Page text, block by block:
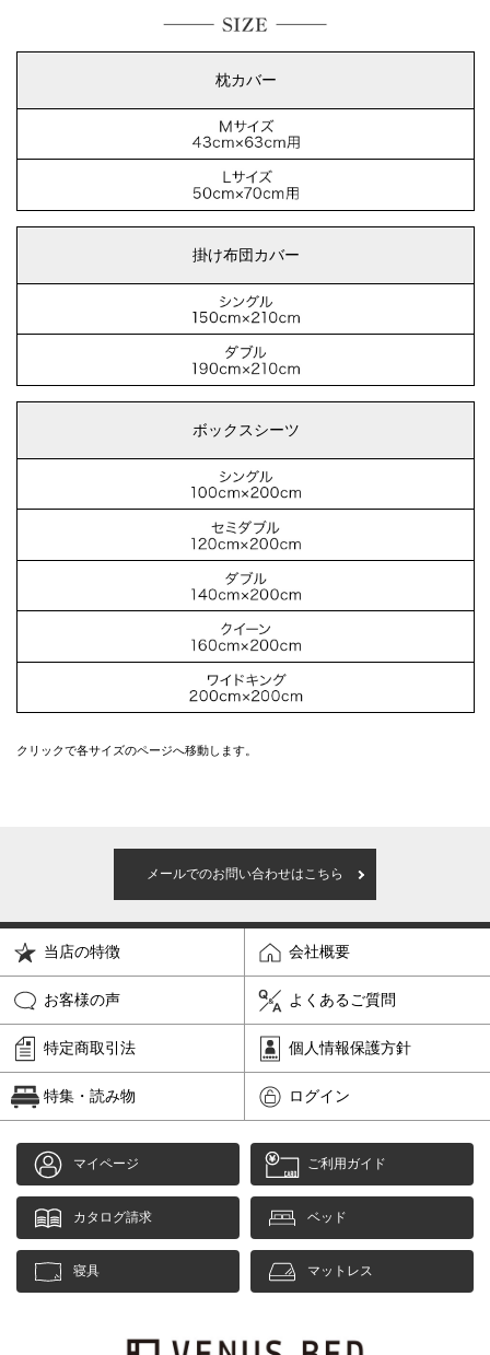
枕カバー
掛け布団カバー
ボックスシーツ
クリックで各サイズのページへ移動します。
メールでのお問い合わせはこちら
当店の特徴 会社概要
お客様の声 よくあるご質問
特定商取引法 個人情報保護方針
特集・読み物 ログイン
マイページ ご利用ガイド
カタログ請求 ベッド
寝具 マットレス